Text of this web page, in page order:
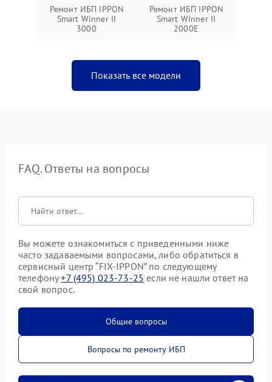
Ремонт ИБП IPPON
Smart Winner II
3000
Ремонт ИБП IPPON
Smart Winner II
2000E
Показать все модели
FAQ. Ответы на вопросы
Вы можете ознакомиться с приведенными ниже
часто задаваемыми вопросами, либо обратиться в
сервисный центр “FIX-IPPON” по следующему
телефону+7 (495) 023-73-25 если не нашли ответ на
свой вопрос.
Общие вопросы
Вопросы по ремонту ИБП